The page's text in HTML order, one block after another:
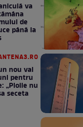
va
de
până la
nou val
pentru
„Ploile nu
seceta